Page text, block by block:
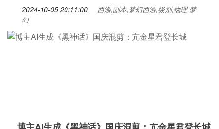
2024-10-05 20:11:00
西游,副本,梦幻西游,级别,物理,梦
幻